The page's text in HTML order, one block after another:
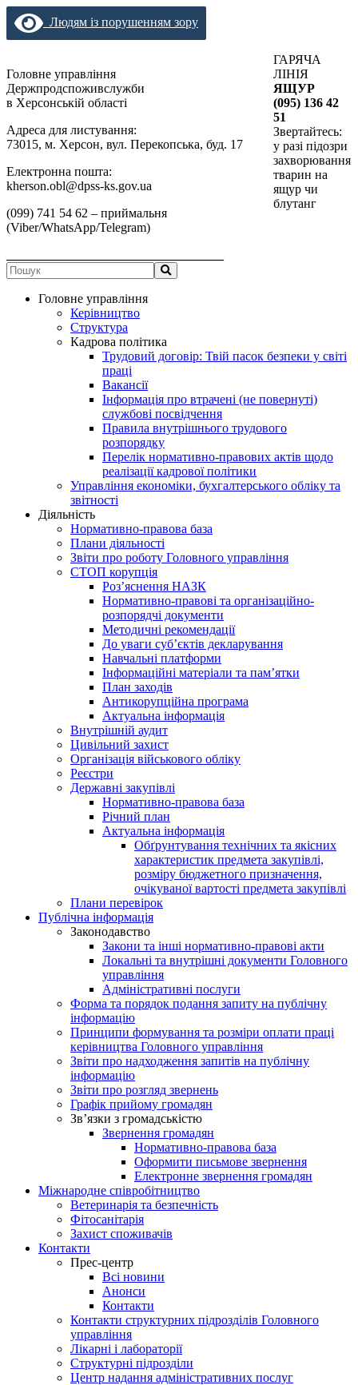
Людям із порушенням зору
Головне управління
Держпродспоживслужби
в Херсонській області
Адреса для листування:
73015, м. Херсон, вул. Перекопська, буд. 17
Електронна пошта:
kherson.obl@dpss-ks.gov.ua
(099) 741 54 62 – приймальня
(Viber/WhatsApp/Telegram)
ГАРЯЧА
ЛІНІЯ
ЯЩУР
(095) 136 42
51
Звертайтесь:
у разі підозри
захворювання
тварин на
ящур чи
блутанг
Головне управління
Керівництво
Структура
Кадрова політика
Трудовий договір: Твій пасок безпеки у світі
праці
Вакансії
Інформація про втрачені (не повернуті)
службові посвідчення
Правила внутрішнього трудового
розпорядку
Перелік нормативно-правових актів щодо
реалізації кадрової політики
Управління економіки, бухгалтерського обліку та
звітності
Діяльність
Нормативно-правова база
Плани діяльності
Звіти про роботу Головного управління
СТОП корупція
Роз’яснення НАЗК
Нормативно-правові та організаційно-
розпорядчі документи
Методичні рекомендації
До уваги суб’єктів декларування
Навчальні платформи
Інформаційні матеріали та пам’ятки
План заходів
Антикорупційна програма
Актуальна інформація
Внутрішній аудит
Цивільний захист
Організація військового обліку
Реєстри
Державні закупівлі
Нормативно-правова база
Річний план
Актуальна інформація
Обґрунтування технічних та якісних
характеристик предмета закупівлі,
розміру бюджетного призначення,
очікуваної вартості предмета закупівлі
Плани перевірок
Публічна інформація
Законодавство
Закони та інші нормативно-правові акти
Локальні та внутрішні документи Головного
управління
Адміністративні послуги
Форма та порядок подання запиту на публічну
інформацію
Принципи формування та розміри оплати праці
керівництва Головного управління
Звіти про надходження запитів на публічну
інформацію
Звіти про розгляд звернень
Графік прийому громадян
Зв’язки з громадськістю
Звернення громадян
Нормативно-правова база
Оформити письмове звернення
Електронне звернення громадян
Міжнародне співробітництво
Ветеринарія та безпечність
Фітосанітарія
Захист споживачів
Контакти
Прес-центр
Всі новини
Анонси
Контакти
Контакти структурних підрозділів Головного
управління
Лікарні і лабораторії
Структурні підрозділи
Центр надання адміністративних послуг